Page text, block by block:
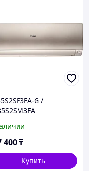
G /
серии Flexis
Match HAIER
400₸
Купить